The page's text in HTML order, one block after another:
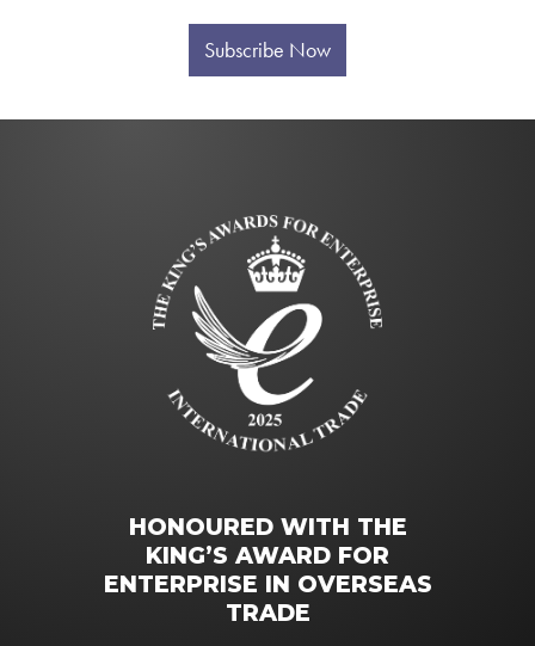
Subscribe Now
HONOURED WITH THE
KING’S AWARD FOR
ENTERPRISE IN OVERSEAS
TRADE